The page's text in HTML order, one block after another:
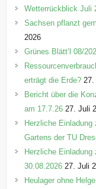
o
r
e
n
Wetterrückblick Juli
Sachsen pflanzt
2026
Grünes Blätt’l 08/
erträgt die Erde?
Bericht über die
am 17.7.26 27. Juli
Herzliche
Gartens der TU
Herzliche
30.08.2026 27. Juli
Heulager ohne